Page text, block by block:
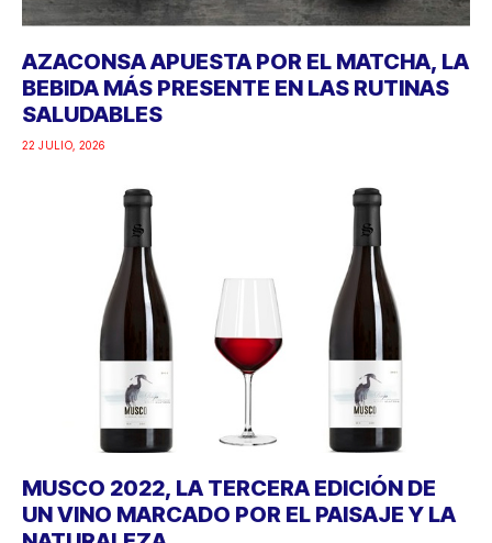
AZACONSA APUESTA POR EL MATCHA, LA
BEBIDA MÁS PRESENTE EN LAS RUTINAS
SALUDABLES
22 JULIO, 2026
MUSCO 2022, LA TERCERA EDICIÓN DE
UN VINO MARCADO POR EL PAISAJE Y LA